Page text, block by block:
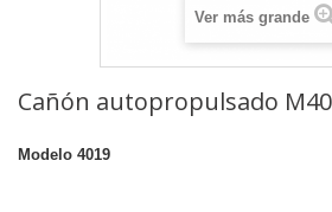
Ver más grande
Cañón autopropulsado
Modelo 4019